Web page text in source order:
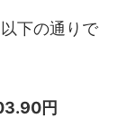
下の通りで
円